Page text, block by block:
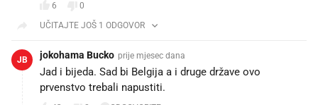
6
0
UČITAJTE JOŠ 1 ODGOVOR
JB jokohama Bucko prije mjesec dana
Jad i bijeda. Sad bi Belgija a i druge države ovo
prvenstvo trebali napustiti.